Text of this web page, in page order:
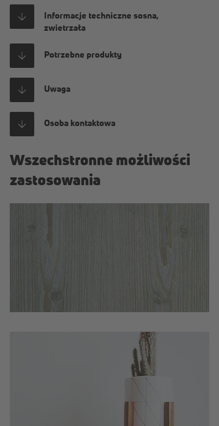
Informacje techniczne sosna,
zwietrzała
Potrzebne produkty
Uwaga
Osoba kontaktowa
Wszechstronne możliwości
zastosowania